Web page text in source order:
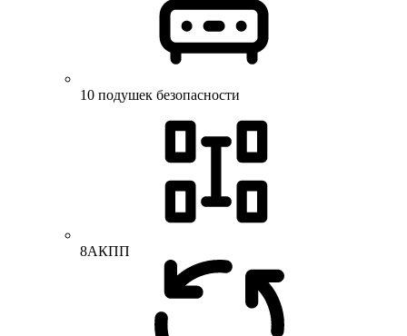
10 подушек безопасности
8АКПП